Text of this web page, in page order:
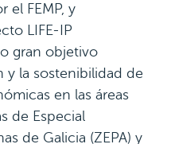
el FEMP, y
LIFE-IP
gran objetivo
y la sostenibilidad de
en las áreas
de Especial
de Galicia (ZEPA) y